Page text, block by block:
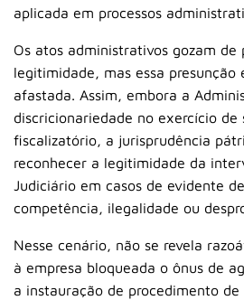
aplicada em processos
Os atos administrativos gozam de
legitimidade, mas essa
afastada. Assim, embora a
discricionariedade no exercício
fiscalizatório, a jurisprudência
reconhecer a legitimidade da
Judiciário em casos de evidente
competência, ilegalidade ou
Nesse cenário, não se revela
à empresa bloqueada o ônus de
a instauração de procedimento de